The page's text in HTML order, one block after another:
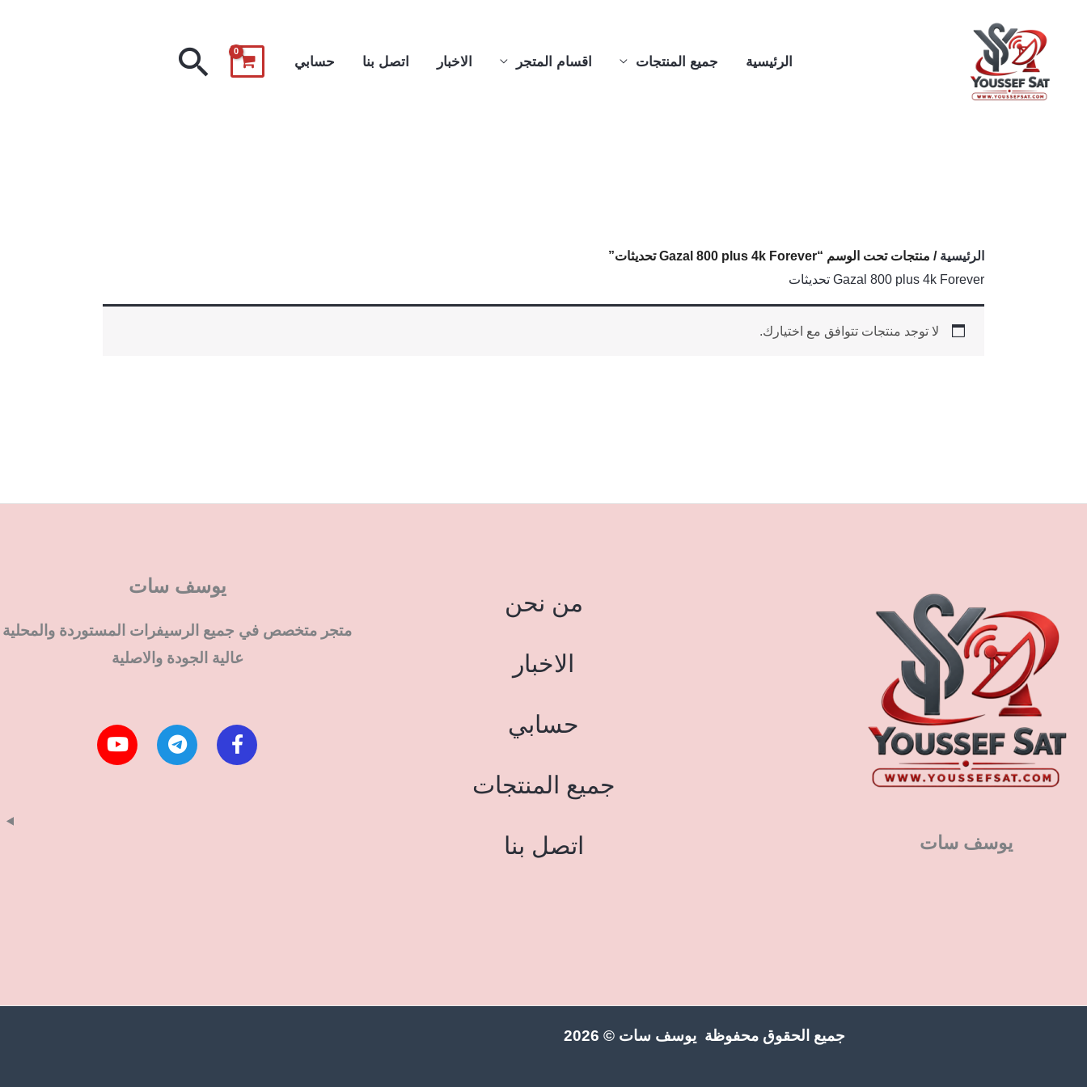
الرئيسية جميع المنتجات اقسام المتجر الاخبار اتصل بنا حسابي البحث
الرئيسية / منتجات تحت الوسم “Gazal 800 plus 4k Forever تحديثات”
Gazal 800 plus 4k Forever تحديثات
لا توجد منتجات تتوافق مع اختيارك.
يوسف سات
من نحن
الاخبار
حسابي
جميع المنتجات
اتصل بنا
يوسف سات
متجر متخصص في جميع الرسيفرات المستوردة والمحلية
عالية الجودة والاصلية
جميع الحقوق محفوظة يوسف سات © 2026